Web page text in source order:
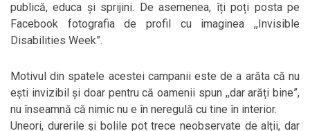
publică, educa și sprijini. De asemenea, îți poți posta pe
Facebook fotografia de profil cu imaginea ,,Invisible
Disabilities Week”.
Motivul din spatele acestei campanii este de a arăta că nu
ești invizibil și doar pentru că oamenii spun ,,dar arăți bine”,
nu înseamnă că nimic nu e în neregulă cu tine în interior.
Uneori, durerile și bolile pot trece neobservate de alții, dar